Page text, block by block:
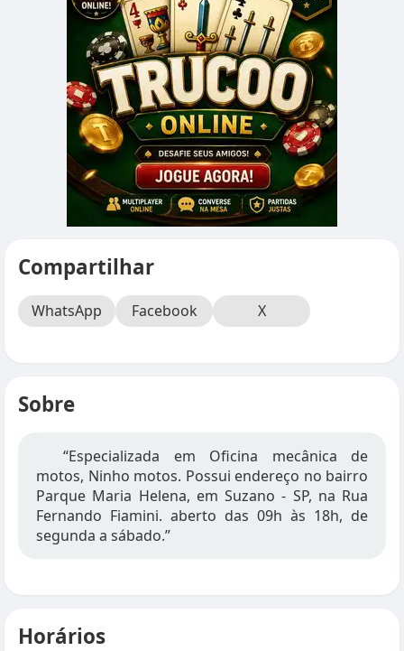
Compartilhar
WhatsApp Facebook X
Sobre
“Especializada em Oficina mecânica de
motos, Ninho motos. Possui endereço no bairro
Parque Maria Helena, em Suzano - SP, na Rua
Fernando Fiamini. aberto das 09h às 18h, de
segunda a sábado.”
Horários